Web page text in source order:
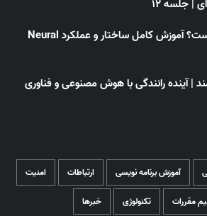
| جلسه ۱۲
شبکه عصبی چیست؟ آموزش کامل ساختار و عملکرد Neural
| آینده رانندگی با هوش مصنوعی و فناوری
آموزش برنامه نویسی ارتباطات امنیت
مقررات تکنولوژی خبرها